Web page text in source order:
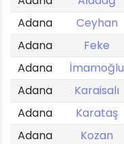
Adana
Ceyhan
Adana
Feke
Adana
İmamoğlu
Adana
Karaisalı
Adana
Karataş
Adana
Kozan